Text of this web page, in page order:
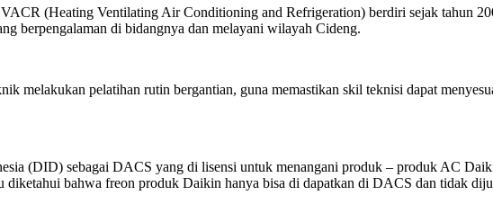
(Heating Ventilating Air Conditioning and Refrigeration) berdiri sejak tahun
berpengalaman di bidangnya dan melayani wilayah Cideng.
melakukan pelatihan rutin bergantian, guna memastikan skil teknisi dapat
(DID) sebagai DACS yang di lisensi untuk menangani produk – produk AC
bahwa freon produk Daikin hanya bisa di dapatkan di DACS dan tidak